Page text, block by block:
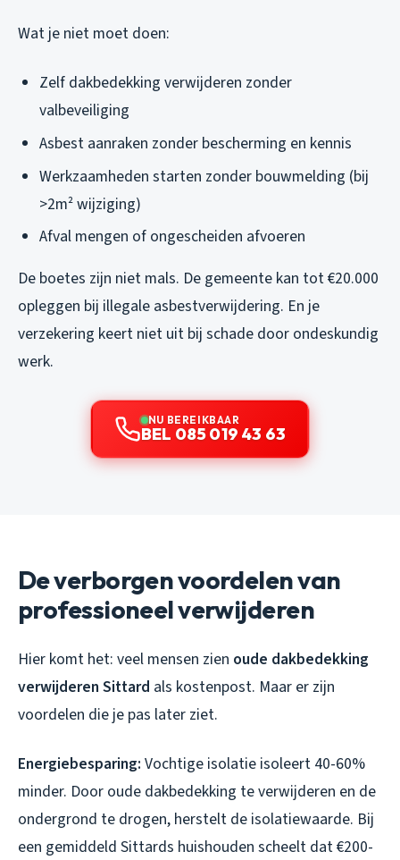
Wat je niet moet doen:
Zelf dakbedekking verwijderen zonder
valbeveiliging
Asbest aanraken zonder bescherming en kennis
Werkzaamheden starten zonder bouwmelding (bij
>2m² wijziging)
Afval mengen of ongescheiden afvoeren
De boetes zijn niet mals. De gemeente kan tot €20.000
opleggen bij illegale asbestverwijdering. En je
verzekering keert niet uit bij schade door ondeskundig
werk.
NU BEREIKBAAR
BEL 085 019 43 63
De verborgen voordelen van
professioneel verwijderen
Hier komt het: veel mensen zien oude dakbedekking
verwijderen Sittard als kostenpost. Maar er zijn
voordelen die je pas later ziet.
Energiebesparing: Vochtige isolatie isoleert 40-60%
minder. Door oude dakbedekking te verwijderen en de
ondergrond te drogen, herstelt de isolatiewaarde. Bij
een gemiddeld Sittards huishouden scheelt dat €200-